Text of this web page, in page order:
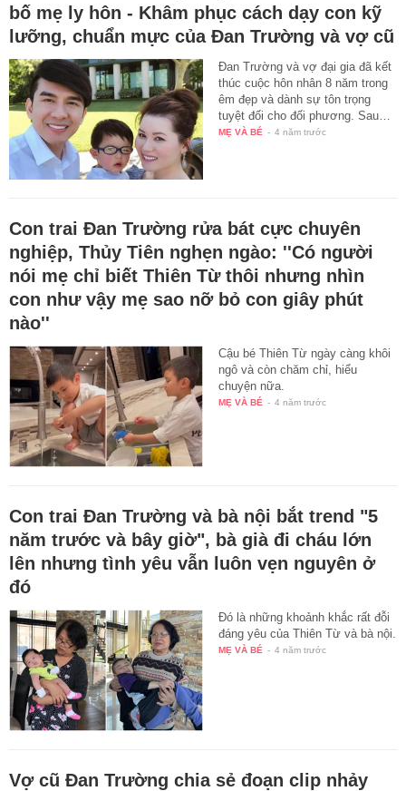
bố mẹ ly hôn - Khâm phục cách dạy con kỹ
lưỡng, chuẩn mực của Đan Trường và vợ cũ
Đan Trường và vợ đại gia đã kết
thúc cuộc hôn nhân 8 năm trong
êm đẹp và dành sự tôn trọng
tuyệt đối cho đối phương. Sau…
MẸ VÀ BÉ - 4 năm trước
Con trai Đan Trường rửa bát cực chuyên
nghiệp, Thủy Tiên nghẹn ngào: ''Có người
nói mẹ chỉ biết Thiên Từ thôi nhưng nhìn
con như vậy mẹ sao nỡ bỏ con giây phút
nào''
Cậu bé Thiên Từ ngày càng khôi
ngô và còn chăm chỉ, hiểu
chuyện nữa.
MẸ VÀ BÉ - 4 năm trước
Con trai Đan Trường và bà nội bắt trend "5
năm trước và bây giờ", bà già đi cháu lớn
lên nhưng tình yêu vẫn luôn vẹn nguyên ở
đó
Đó là những khoảnh khắc rất đỗi
đáng yêu của Thiên Từ và bà nội.
MẸ VÀ BÉ - 4 năm trước
Vợ cũ Đan Trường chia sẻ đoạn clip nhảy